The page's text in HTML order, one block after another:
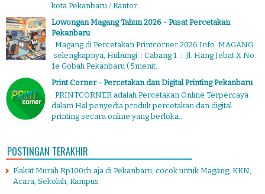
kota Pekanbaru / Kantor...
Lowongan Magang Tahun 2026 - Pusat Percetakan
Pekanbaru
Magang di Percetakan Printcorner 2026 Info MAGANG
selengkapnya, Hubungi : Cabang 1 : Jl. Hang Jebat X No.
1e Gobah Pekanbaru ( 5menit...
Print Corner - Percetakan dan Digital Printing Pekanbaru
PRINTCORNER adalah Percetakan Online Terpercaya
dalam Hal penyedia produk percetakan dan digital
printing secara online yang berloka...
POSTINGAN TERAKHIR
Plakat Murah Rp100rb aja di Pekanbaru, cocok untuk Magang, KKN,
Acara, Sekolah, Kampus